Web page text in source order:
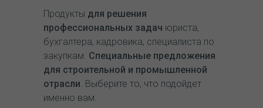
Продукты для решения
профессиональных задач юриста,
бухгалтера, кадровика, специалиста по
закупкам. Специальные предложения
для строительной и промышленной
отрасли. Выберите то, что подойдет
именно вам.